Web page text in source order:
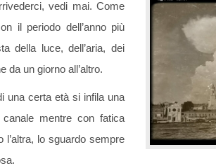
vedi mai. Come
il periodo dell’anno più
della luce, dell’aria, dei
da un giorno all’altro.
una certa età si infila una
mentre con fatica
lo sguardo sempre